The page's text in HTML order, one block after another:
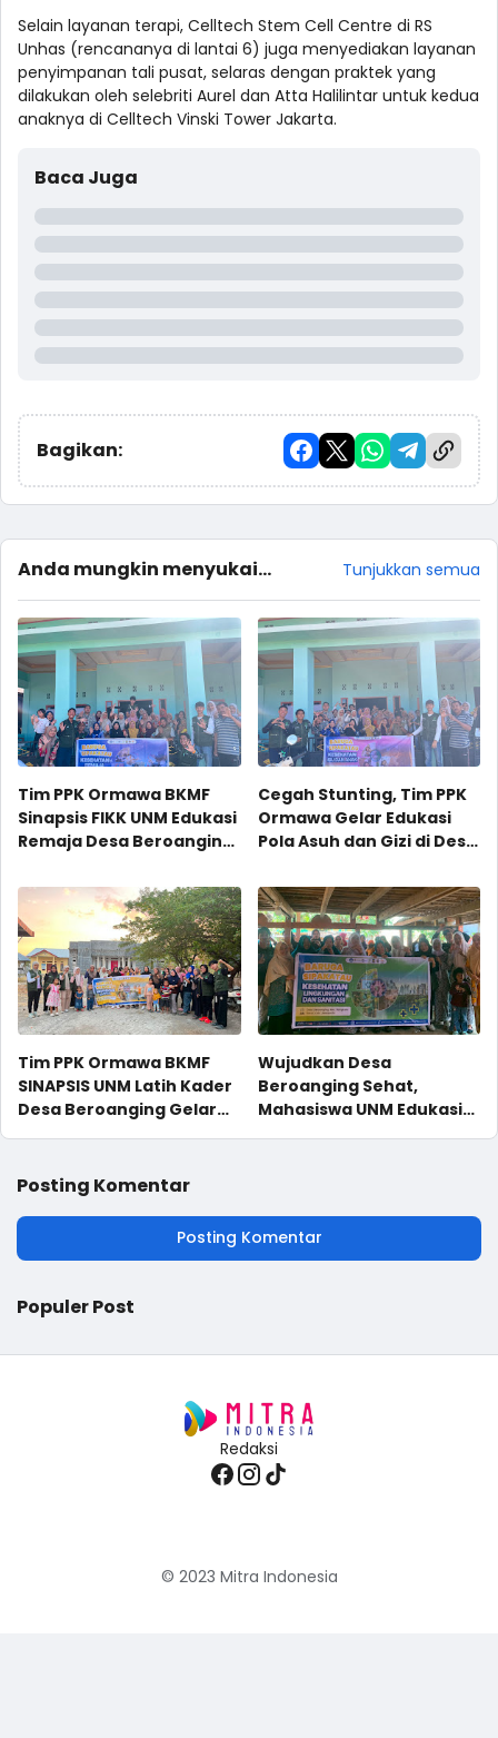
Selain layanan terapi, Celltech Stem Cell Centre di RS
Unhas (rencananya di lantai 6) juga menyediakan layanan
penyimpanan tali pusat, selaras dengan praktek yang
dilakukan oleh selebriti Aurel dan Atta Halilintar untuk kedua
anaknya di Celltech Vinski Tower Jakarta.
Baca Juga
Bagikan:
Anda mungkin menyukai
postingan ini
Tunjukkan semua
Tim PPK Ormawa BKMF
Sinapsis FIKK UNM Edukasi
Remaja Desa Beroanging
Bahaya Pernikahan Dini
Cegah Stunting, Tim PPK
Ormawa Gelar Edukasi
Pola Asuh dan Gizi di Desa
Tim PPK Ormawa BKMF
SINAPSIS UNM Latih Kader
Desa Beroanging Gelar
Wujudkan Desa
Beroanging Sehat,
Mahasiswa UNM Edukasi
Posting Komentar
Posting Komentar
Populer Post
Redaksi
© 2023 Mitra Indonesia